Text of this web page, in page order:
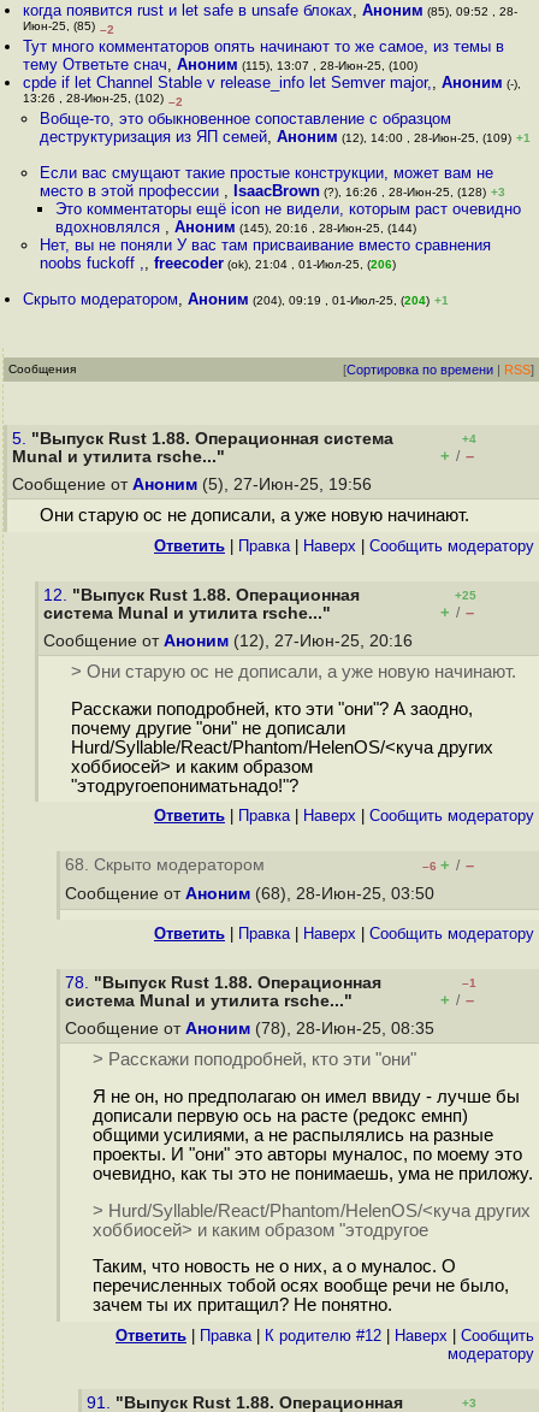
когда появится rust и let safe в unsafe блоках,Аноним (85), 09:52 , 28-
Июн-25, (85) –2
Тут много комментаторов опять начинают то же самое, из темы в
тему Ответьте снач,Аноним (115), 13:07 , 28-Июн-25, (100)
cpde if let Channel Stable v release_info let Semver major,,Аноним (-),
13:26 , 28-Июн-25, (102) –2
Вобще-то, это обыкновенное сопоставление с образцом
деструктуризация из ЯП семей, Аноним (12), 14:00 , 28-Июн-25, (109) +1
Если вас смущают такие простые конструкции, может вам не
место в этой профессии , IsaacBrown(?), 16:26 , 28-Июн-25, (128) +3
Это комментаторы ещё icon не видели, которым раст очевидно
вдохновлялся , Аноним (145), 20:16 , 28-Июн-25, (144)
Нет, вы не поняли У вас там присваивание вместо сравнения
noobs fuckoff ,, freecoder(ok), 21:04 , 01-Июл-25, (206)
Скрыто модератором,Аноним (204), 09:19 , 01-Июл-25, (204) +1
Сообщения [Сортировка по времени | RSS]
5. "Выпуск Rust 1.88. Операционная система
Munal и утилита rsche..."
+4
+ / –
Сообщение от Аноним (5), 27-Июн-25, 19:56
Они старую ос не дописали, а уже новую начинают.
Ответить Правка| Наверх Cообщить модератору
12. "Выпуск Rust 1.88. Операционная
система Munal и утилита rsche..."
+25
+ / –
Сообщение от Аноним (12), 27-Июн-25, 20:16
> Они старую ос не дописали, а уже новую начинают.
Расскажи поподробней, кто эти "они"? А заодно,
почему другие "они" не дописали
Hurd/Syllable/React/Phantom/HelenOS/<куча других
хоббиосей> и каким образом
"этодругоепониматьнадо!"?
Ответить Правка| Наверх Cообщить модератору
68. Скрыто модератором –6 + / –
Сообщение от Аноним (68), 28-Июн-25, 03:50
Ответить Правка| Наверх Cообщить модератору
78. "Выпуск Rust 1.88. Операционная
система Munal и утилита rsche..."
–1
+ / –
Сообщение от Аноним (78), 28-Июн-25, 08:35
> Расскажи поподробней, кто эти "они"
Я не он, но предполагаю он имел ввиду - лучше бы
дописали первую ось на расте (редокс емнп)
общими усилиями, а не распылялись на разные
проекты. И "они" это авторы муналос, по моему это
очевидно, как ты это не понимаешь, ума не приложу.
> Hurd/Syllable/React/Phantom/HelenOS/<куча других
хоббиосей> и каким образом "этодругое
Таким, что новость не о них, а о муналос. О
перечисленных тобой осях вообще речи не было,
зачем ты их притащил? Не понятно.
Ответить Правка| К родителю #12 Наверх
Cообщить
модератору
91. "Выпуск Rust 1.88. Операционная +3